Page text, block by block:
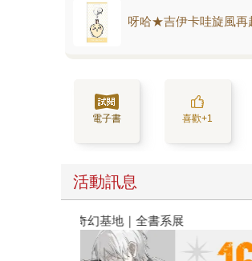
呀哈★吉伊卡哇旋風再
電子書 喜歡+1
活動訊息
春光ｘ奇幻基地｜全書系展